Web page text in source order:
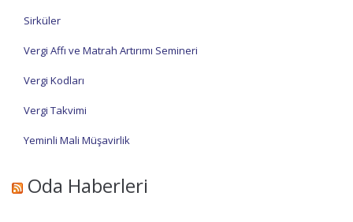
Sirküler
Vergi Affı ve Matrah Artırımı Semineri
Vergi Kodları
Vergi Takvimi
Yeminli Mali Müşavirlik
Oda Haberleri